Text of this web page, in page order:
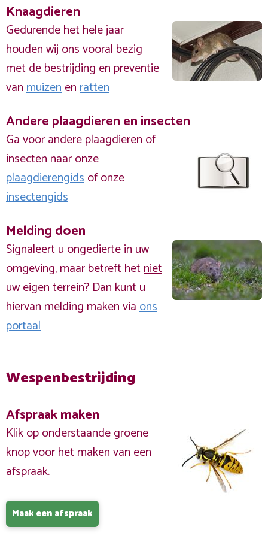
Knaagdieren
Gedurende het hele jaar
houden wij ons vooral bezig
met de bestrijding en preventie
vanmuizenenratten
Andere plaagdieren en insecten
Ga voor andere plaagdieren of
insecten naar onze
plaagdierengidsof onze
insectengids
Melding doen
Signaleert u ongedierte in uw
omgeving, maar betreft hetniet
uw eigen terrein? Dan kunt u
hiervan melding maken viaons
portaal
Wespenbestrijding
Afspraak maken
Klik op onderstaande groene
knop voor het maken van een
afspraak.
Maak een afspraak